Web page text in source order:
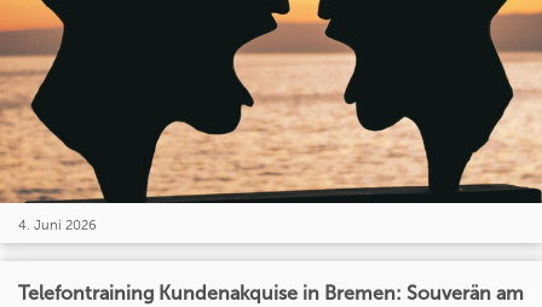
4. Juni 2026
Telefontraining Kundenakquise in Bremen: Souverän am